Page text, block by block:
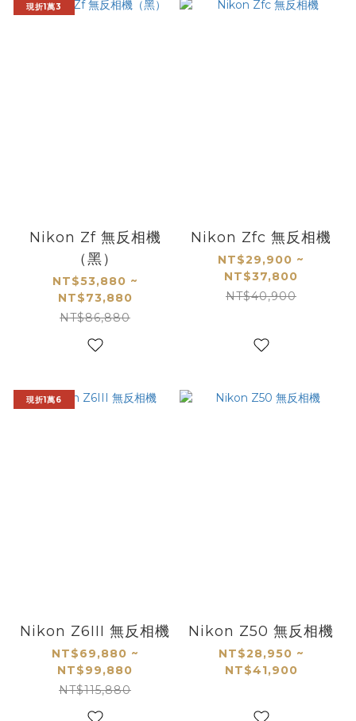
現折1萬3
Nikon Zf 無反相機
（黑）
NT$53,880 ~
NT$73,880
NT$86,880
Nikon Zfc 無反相機
NT$29,900 ~
NT$37,800
NT$40,900
現折1萬6
Nikon Z6III 無反相機
NT$69,880 ~
NT$99,880
NT$115,880
Nikon Z50 無反相機
NT$28,950 ~
NT$41,900